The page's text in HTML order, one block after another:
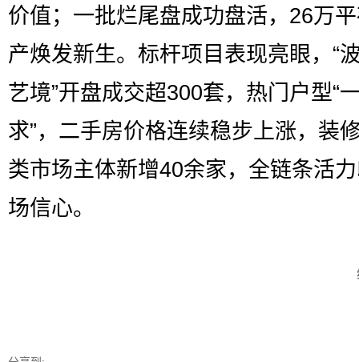
价值；一批烂尾盘成功盘活，26万
产焕发新生。标杆项目表现亮眼，“
艺境”开盘成交超300套，热门户型“
求”，二手房价格连续稳步上涨，装
类市场主体新增40余家，全链条活
场信心。